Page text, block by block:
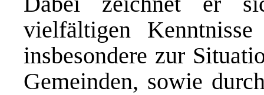
vielfältigen
insbesondere zur
Gemeinden, sowie